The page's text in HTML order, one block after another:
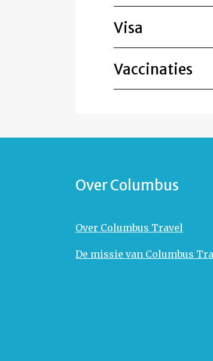
Visa
Vaccinaties
Over Columbus
Over Columbus Travel
De missie van Columbus